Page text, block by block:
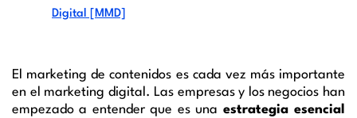
Digital [MMD]
El marketing de contenidos es cada vez más importante
en el marketing digital. Las empresas y los negocios han
empezado a entender que es una estrategia esencial